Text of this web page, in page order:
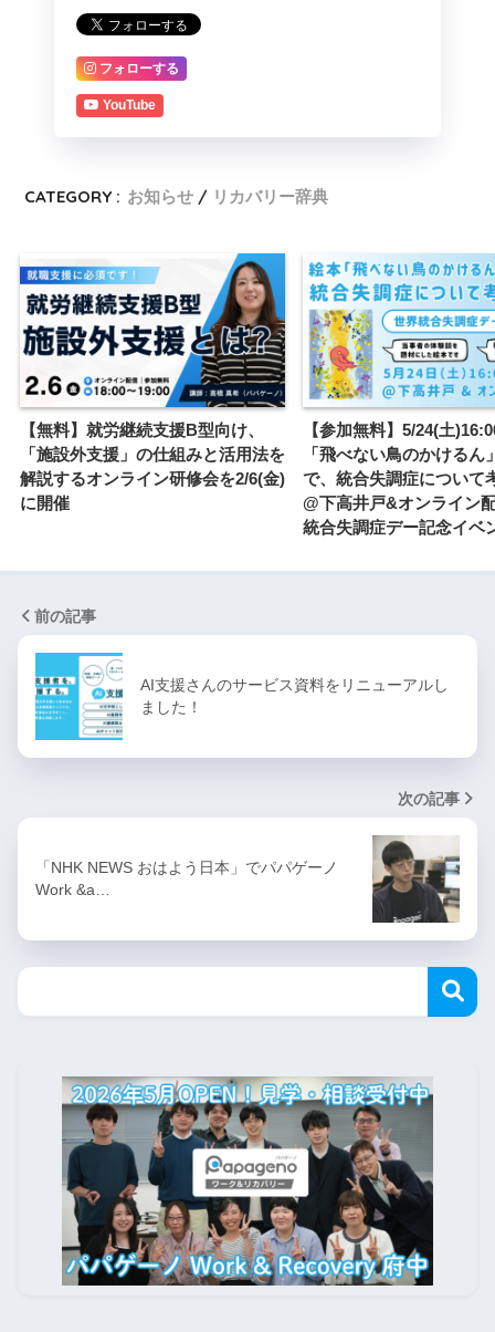
フォローする
YouTube
CATEGORY : お知らせ リカバリー辞典
【無料】就労継続支援B型向け、
「施設外支援」の仕組みと活用法を
解説するオンライン研修会を2/6(金)
に開催
【参加無料】5/24(土
「飛べない鳥のかけるん
で、統合失調症について
@下高井戸&オンライン
統合失調症デー記念イベ
前の記事
AI支援さんのサービス資料をリニューアルし
ました！
次の記事
「NHK NEWS おはよう日本」でパパゲーノ
Work &a…